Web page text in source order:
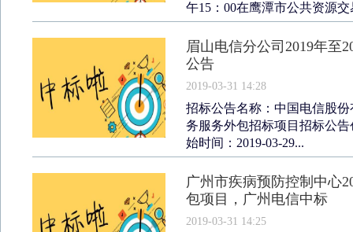
午15：00在鹰潭市公共资源交
眉山电信分公司2019年至
公告
2019-03-31 14:28
招标公告名称：中国电信股份
务服务外包招标项目招标公告
始时间：2019-03-29...
广州市疾病预防控制中心
包项目，广州电信中标
2019-03-31 14:25